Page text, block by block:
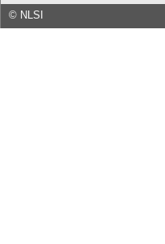
© NLSI